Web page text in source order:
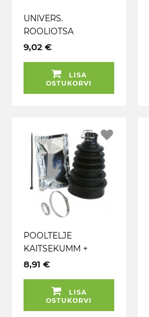
UNIVERS.
ROOLIOTSA
KAITSEKUMM
+KLAMBRID +MÄÄRE
(200MM) JBM
9,02 €
LISA
OSTUKORVI
POOLTELJE
KAITSEKUMM +
KLAMBRID + MÄÄRE
(MAX CA 105MM) JBM
8,91 €
LISA
OSTUKORVI